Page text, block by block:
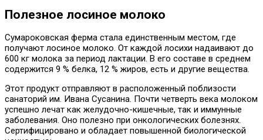
Полезное лосиное молоко
Сумароковская ферма стала единственным местом, где
получают лосиное молоко. От каждой лосихи надаивают до
600 кг молока за период лактации. В его составе в среднем
содержится 9 % белка, 12 % жиров, есть и другие вещества.
Этот продукт отправляют в расположенный поблизости
санаторий им. Ивана Сусанина. Почти четверть века молоком
успешно лечат как желудочно-кишечные, так и иммунные
заболевания. Оно полезно при онкологических болезнях.
Сертифицировано и обладает повышенной биологической